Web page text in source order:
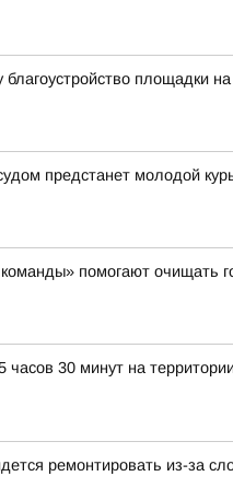
благоустройство площадки
предстанет молодой
помогают очищать
часов 30 минут на
ремонтировать из-за